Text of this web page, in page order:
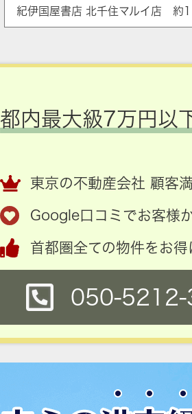
紀伊国屋書店 北千住マルイ店 約
都内最大級7万円以
東京の不動産会社 顧客
Google口コミでお客様
首都圏全ての物件をお得
050-5212-